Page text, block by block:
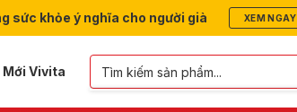
sức khỏe ý nghĩa cho người già XEM NGAY
Mới Vivita